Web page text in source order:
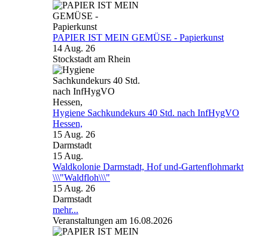
PAPIER IST MEIN GEMÜSE - Papierkunst
14 Aug. 26
Stockstadt am Rhein
Hygiene Sachkundekurs 40 Std. nach InfHygVO
Hessen,
15 Aug. 26
Darmstadt
15 Aug.
Waldkolonie Darmstadt, Hof und-Gartenflohmarkt
\\\"Waldfloh\\\"
15 Aug. 26
Darmstadt
mehr...
Veranstaltungen am 16.08.2026